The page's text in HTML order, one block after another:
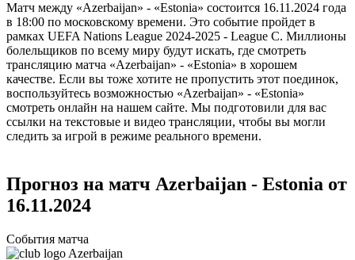
Матч между «Azerbaijan» - «Estonia» состоится 16.11.2024 года
в 18:00 по московскому времени. Это событие пройдет в
рамках UEFA Nations League 2024-2025 - League C. Миллионы
болельщиков по всему миру будут искать, где смотреть
трансляцию матча «Azerbaijan» - «Estonia» в хорошем
качестве. Если вы тоже хотите не пропустить этот поединок,
воспользуйтесь возможностью «Azerbaijan» - «Estonia»
смотреть онлайн на нашем сайте. Мы подготовили для вас
ссылки на текстовые и видео трансляции, чтобы вы могли
следить за игрой в режиме реального времени.
Прогноз на матч Azerbaijan - Estonia от
16.11.2024
События матча
Azerbaijan